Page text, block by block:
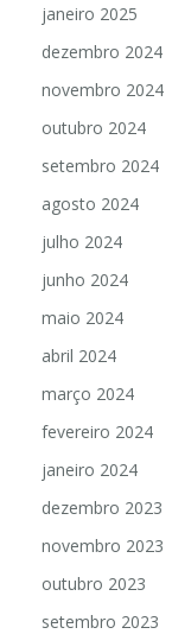
janeiro 2025
dezembro 2024
novembro 2024
outubro 2024
setembro 2024
agosto 2024
julho 2024
junho 2024
maio 2024
abril 2024
março 2024
fevereiro 2024
janeiro 2024
dezembro 2023
novembro 2023
outubro 2023
setembro 2023